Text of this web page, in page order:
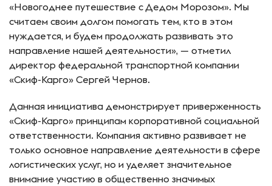
«Новогоднее путешествие с Дедом Морозом». Мы
считаем своим долгом помогать тем, кто в этом
нуждается, и будем продолжать развивать это
направление нашей деятельности», — отметил
директор федеральной транспортной компании
«Скиф-Карго» Сергей Чернов.
Данная инициатива демонстрирует приверженность
«Скиф-Карго» принципам корпоративной социальной
ответственности. Компания активно развивает не
только основное направление деятельности в сфере
логистических услуг, но и уделяет значительное
внимание участию в общественно значимых